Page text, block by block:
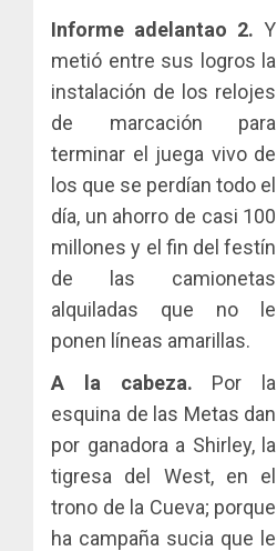
Informe adelantao 2. Y
metió entre sus logros la
instalación de los relojes
de marcación para
terminar el juega vivo de
los que se perdían todo el
día, un ahorro de casi 100
millones y el fin del festín
de las camionetas
alquiladas que no le
ponen líneas amarillas.
A la cabeza. Por la
esquina de las Metas dan
por ganadora a Shirley, la
tigresa del West, en el
trono de la Cueva; porque
ha campaña sucia que le